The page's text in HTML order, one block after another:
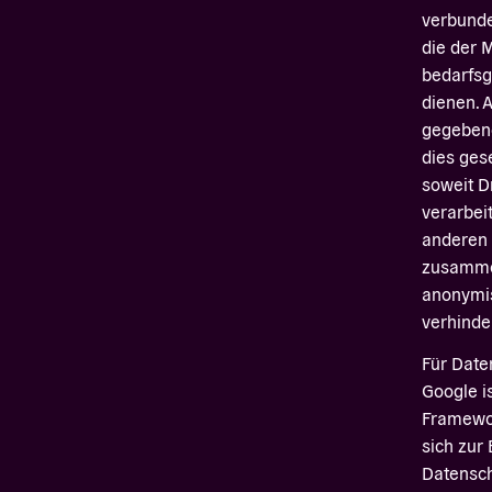
die der
dienen.
dies
soweit
anderen
Für
Google
sich zur